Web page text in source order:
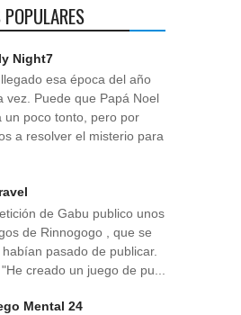
Night7
esa época del año
vez. Puede que Papá Noel
un poco tonto, pero por
a resolver el misterio para
de Gabu publico unos
de Rinnogogo , que se
habían pasado de publicar.
creado un juego de pu...
Mental 24